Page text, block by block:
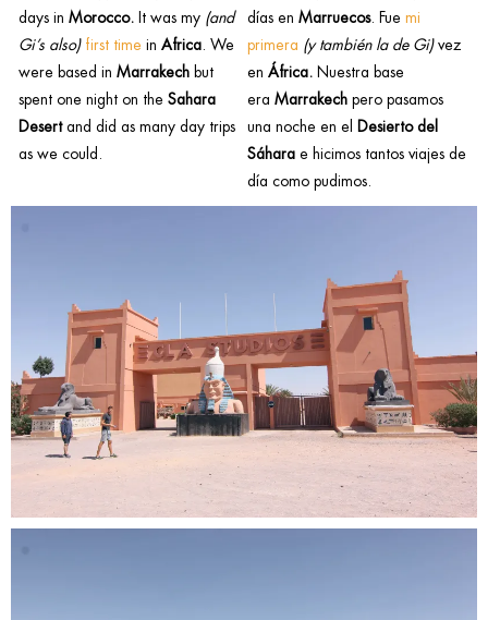
days in Morocco. It was my (and
Gi’s also) first time in Africa. We
were based in Marrakech but
spent one night on the Sahara
Desert and did as many day trips
as we could.
días enMarruecos. Fuemi
primera (y también la de Gi)vez
enÁfrica. Nuestra base
eraMarrakechpero pasamos
una noche en el
Desierto del
Sáharae hicimos tantos viajes de
día como pudimos.